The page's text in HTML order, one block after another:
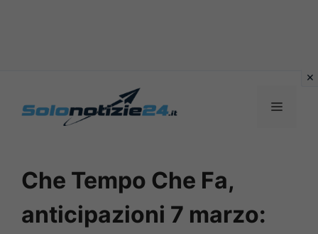
MENU
Che Tempo Che Fa,
anticipazioni 7 marzo: